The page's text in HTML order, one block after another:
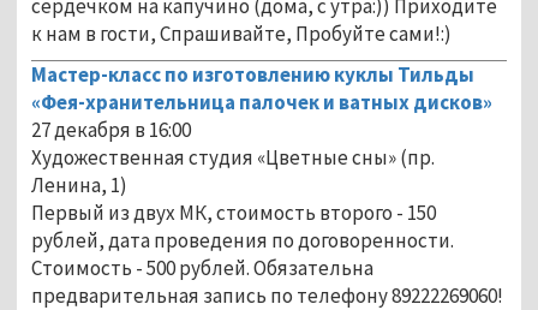
сердечком на капучино (дома, с утра:)) Приходите
к нам в гости, Спрашивайте, Пробуйте сами!:)
Мастер-класс по изготовлению куклы Тильды
«Фея-хранительница палочек и ватных дисков»
27 декабря в 16:00
Художественная студия «Цветные сны» (пр.
Ленина, 1)
Первый из двух МК, стоимость второго - 150
рублей, дата проведения по договоренности.
Стоимость - 500 рублей. Обязательна
предварительная запись по телефону 89222269060!